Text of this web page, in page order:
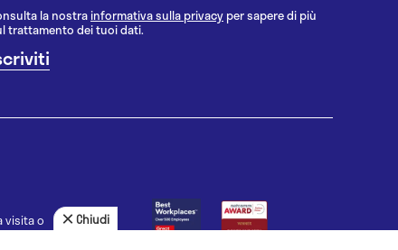
la nostrainformativa sulla privacy per sapere di più
trattamento dei tuoi dati.
visita o
la
Chiudi